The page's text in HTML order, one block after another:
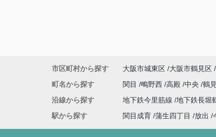
市区町村から探す 大阪市城東区 大阪市鶴見区
町名から探す
関目 鴫野西 高殿 中央 鶴見
沿線から探す
地下鉄今里筋線 地下鉄長堀
駅から探す
関目成育 蒲生四丁目 放出